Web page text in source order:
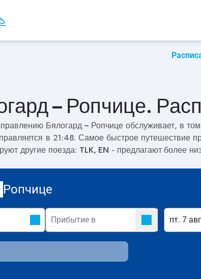
– Ропчице.
Бялогард – Ропчицеобслуживает, в
в 21:48. Самое быстрое путешествие
другие поезда: TLK, EN - предлагают более
Ропчице